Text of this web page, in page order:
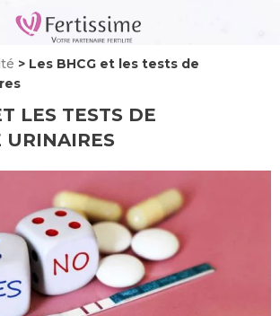
> Les BHCG et les tests de
LES TESTS DE
URINAIRES